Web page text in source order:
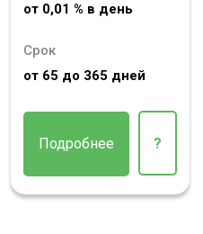
от 0,01 % в день
Срок
от 65 до 365 дней
Подробнее ?